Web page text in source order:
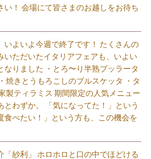
い！ 会場にて皆さまのお越しをお待ち
いよいよ今週で終了です！ たくさんの
いただいたイタリアフェアも、いよい
なりました ・とろ〜り半熟ブッラータ
焼きとうもろこしのブルスケッタ ・タ
製ティラミス 期間限定の人気メニュー
とわずか。 「気になってた！」という
食べたい！」という方も、この機会を
「紗利」 ホロホロと口の中でほどける